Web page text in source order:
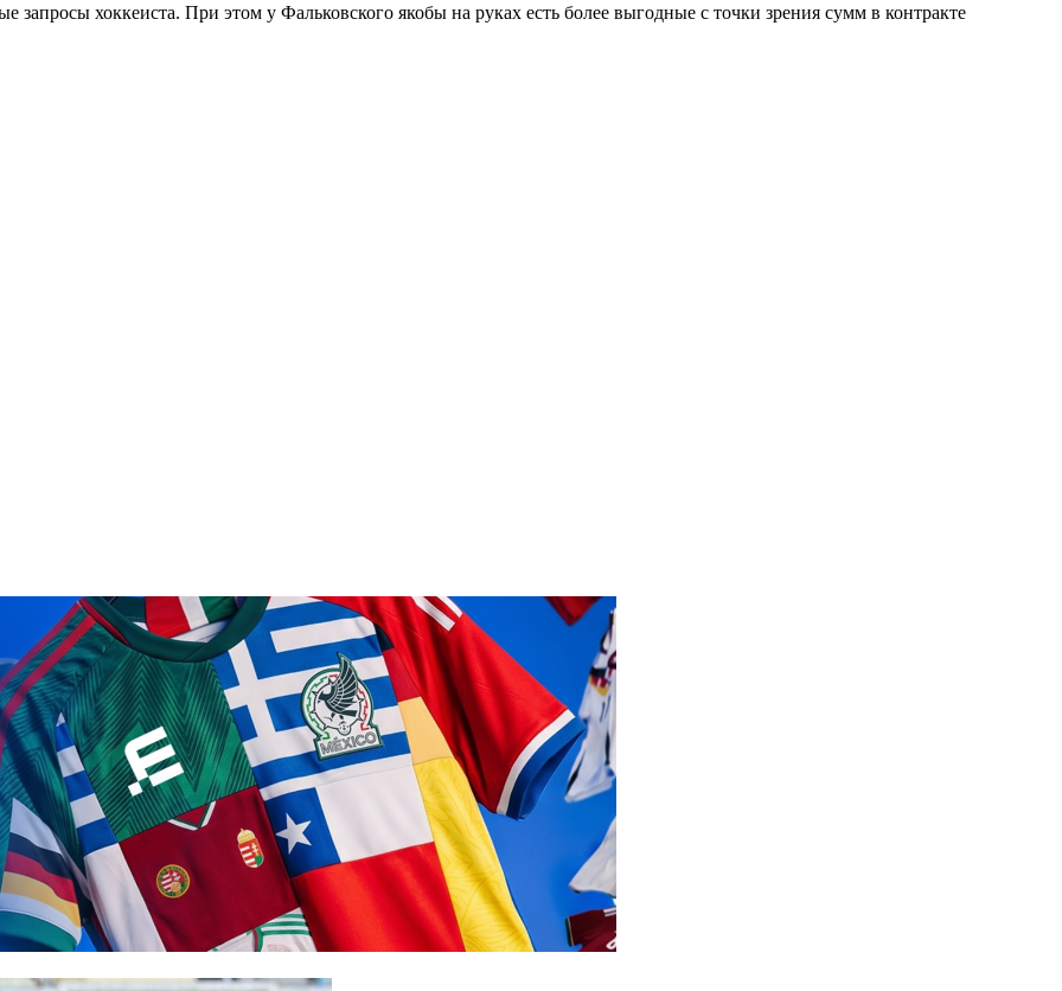
хоккеиста. При этом у Фальковского якобы на руках есть более выгодные с точки зрения сумм в контракте